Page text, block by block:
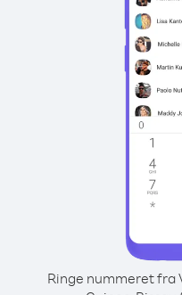
Ringe nummeret